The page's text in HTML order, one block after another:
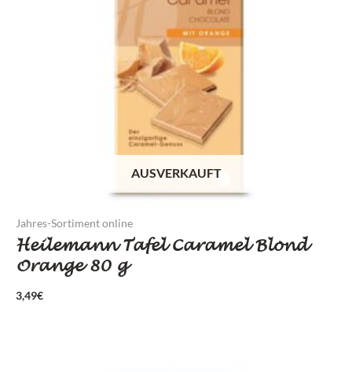
AUSVERKAUFT
Jahres-Sortiment online
Heilemann Tafel Caramel Blond
Orange 80 g
3,49€